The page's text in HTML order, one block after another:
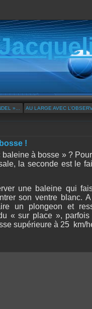
»... AU LARGE AVEC
!
à bosse » ?
la seconde est le
une baleine qui
son ventre blanc.
un plongeon et
« sur place »,
supérieure à 25 km/